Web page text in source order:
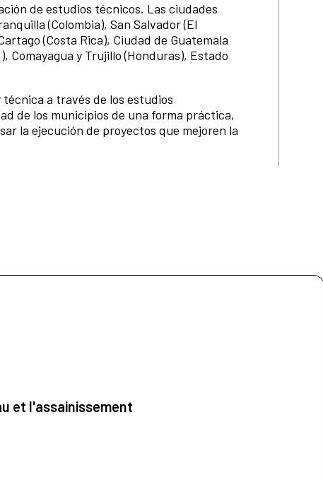
de estudios técnicos. Las ciudades
(Colombia), San Salvador (El
(Costa Rica), Ciudad de Guatemala
Comayagua y Trujillo (Honduras), Estado
a través de los estudios
de los municipios de una forma práctica,
la ejecución de proyectos que mejoren la
et l'assainissement